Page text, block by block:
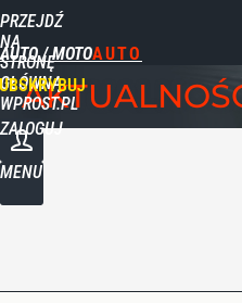
PRZEJDŹ
NA
STRONĘ
GŁÓWNĄ
WPROST.PL
AUTO / MOTO
ZALOGUJ
MENU